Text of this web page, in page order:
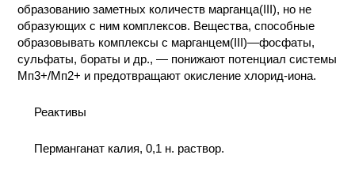
образованию заметных количеств марганца(III), но не
образующих с ним комплексов. Вещества, способные
образовывать комплексы с марганцем(III)—фосфаты,
сульфаты, бораты и др., — понижают потенциал системы
Мп3+/Мп2+ и предотвращают окисление хлорид-иона.
Реактивы
Перманганат калия, 0,1 н. раствор.